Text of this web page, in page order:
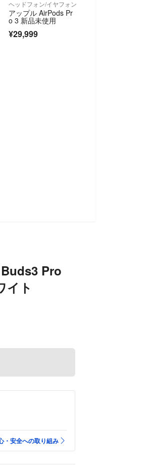
ヘッドフォン/イヤフォン
アップル AirPods Pr
o 3 新品未使用
¥29,999
Pro
イト
・安全への取り組み